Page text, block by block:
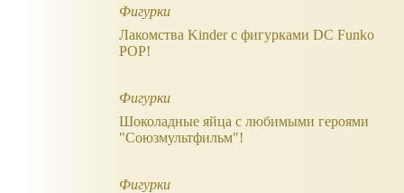
Фигурки
Лакомства Kinder с фигурками DC Funko
POP!
Фигурки
Шоколадные яйца с любимыми героями
"Союзмультфильм"!
Фигурки